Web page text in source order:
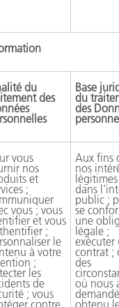
du
des
Base
du
des
vous
nos
et
;
vous ; vous
et vous
;
le
à votre
;
les
de
; vous
Aux fins
nos
dans
public ;
se
une
légale ;
exécuter
contrat ;
des
où nous